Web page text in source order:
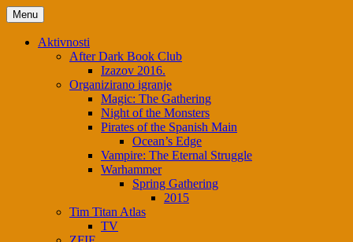
Menu
Aktivnosti
After Dark Book Club
Izazov 2016.
Organizirano igranje
Magic: The Gathering
Night of the Monsters
Pirates of the Spanish Main
Ocean’s Edge
Vampire: The Eternal Struggle
Warhammer
Spring Gathering
2015
Tim Titan Atlas
TV